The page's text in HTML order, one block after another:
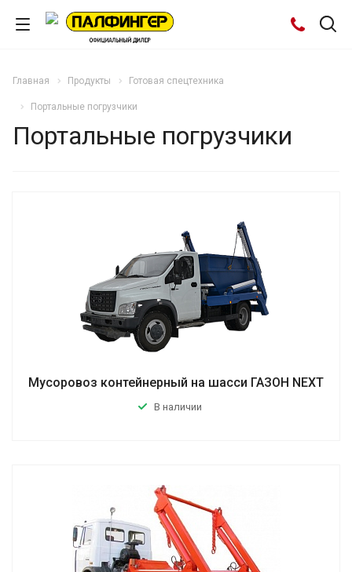
Главная Продукты Готовая спецтехника
Портальные погрузчики
Портальные погрузчики
Мусоровоз контейнерный на шасси ГАЗОН NEXT
В наличии